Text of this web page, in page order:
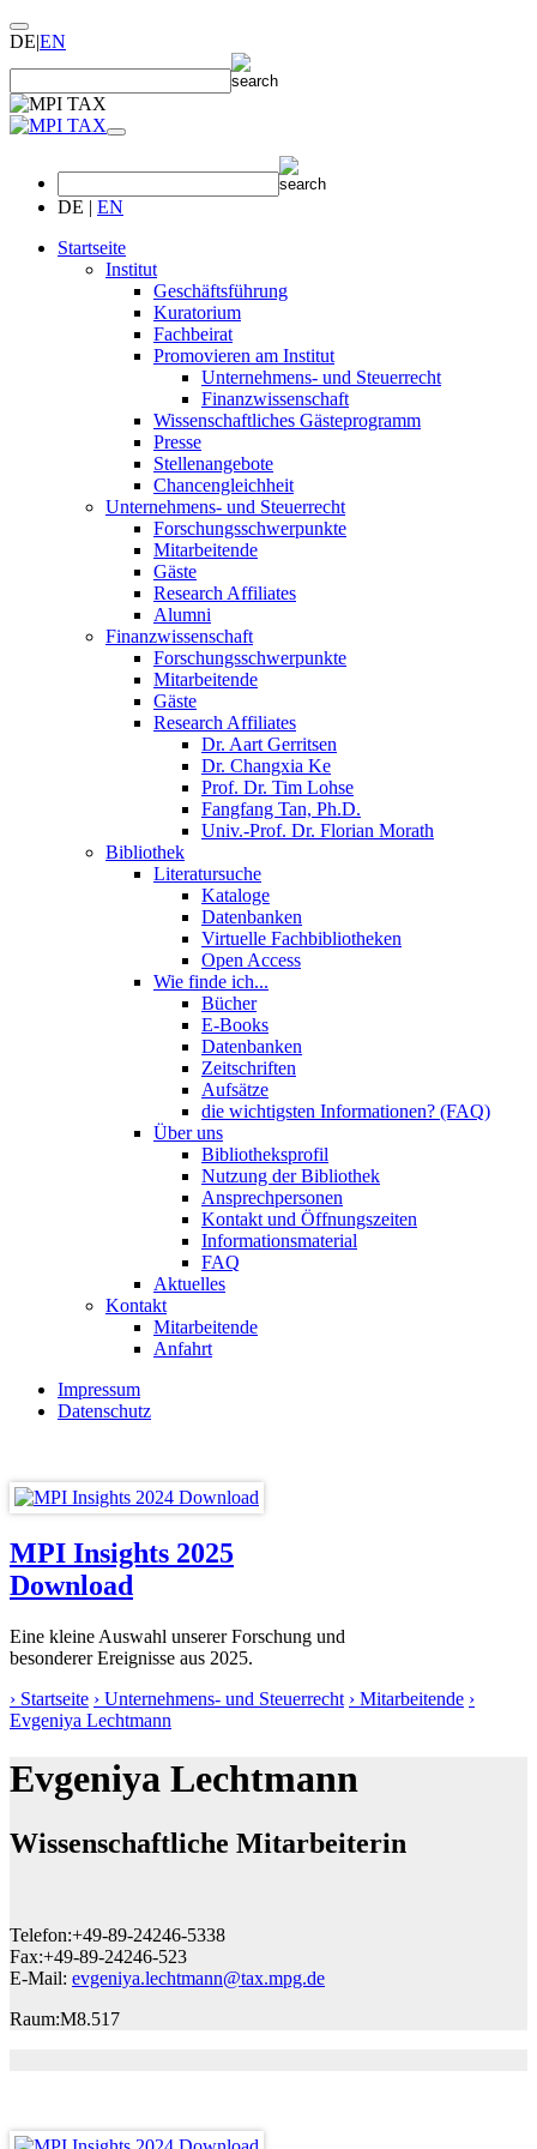
DE|EN
DE | EN
Startseite
Institut
Geschäftsführung
Kuratorium
Fachbeirat
Promovieren am Institut
Unternehmens- und Steuerrecht
Finanzwissenschaft
Wissenschaftliches Gästeprogramm
Presse
Stellenangebote
Chancengleichheit
Unternehmens- und Steuerrecht
Forschungsschwerpunkte
Mitarbeitende
Gäste
Research Affiliates
Alumni
Finanzwissenschaft
Forschungsschwerpunkte
Mitarbeitende
Gäste
Research Affiliates
Dr. Aart Gerritsen
Dr. Changxia Ke
Prof. Dr. Tim Lohse
Fangfang Tan, Ph.D.
Univ.-Prof. Dr. Florian Morath
Bibliothek
Literatursuche
Kataloge
Datenbanken
Virtuelle Fachbibliotheken
Open Access
Wie finde ich...
Bücher
E-Books
Datenbanken
Zeitschriften
Aufsätze
die wichtigsten Informationen? (FAQ)
Über uns
Bibliotheksprofil
Nutzung der Bibliothek
Ansprechpersonen
Kontakt und Öffnungszeiten
Informationsmaterial
FAQ
Aktuelles
Kontakt
Mitarbeitende
Anfahrt
Impressum
Datenschutz
MPI Insights 2025
Download
Eine kleine Auswahl unserer Forschung und
besonderer Ereignisse aus 2025.
› Startseite › Unternehmens- und Steuerrecht › Mitarbeitende ›
Evgeniya Lechtmann
Evgeniya Lechtmann
Wissenschaftliche Mitarbeiterin
Telefon:+49-89-24246-5338
Fax:+49-89-24246-523
E-Mail: evgeniya.lechtmann@tax.mpg.de
Raum:M8.517